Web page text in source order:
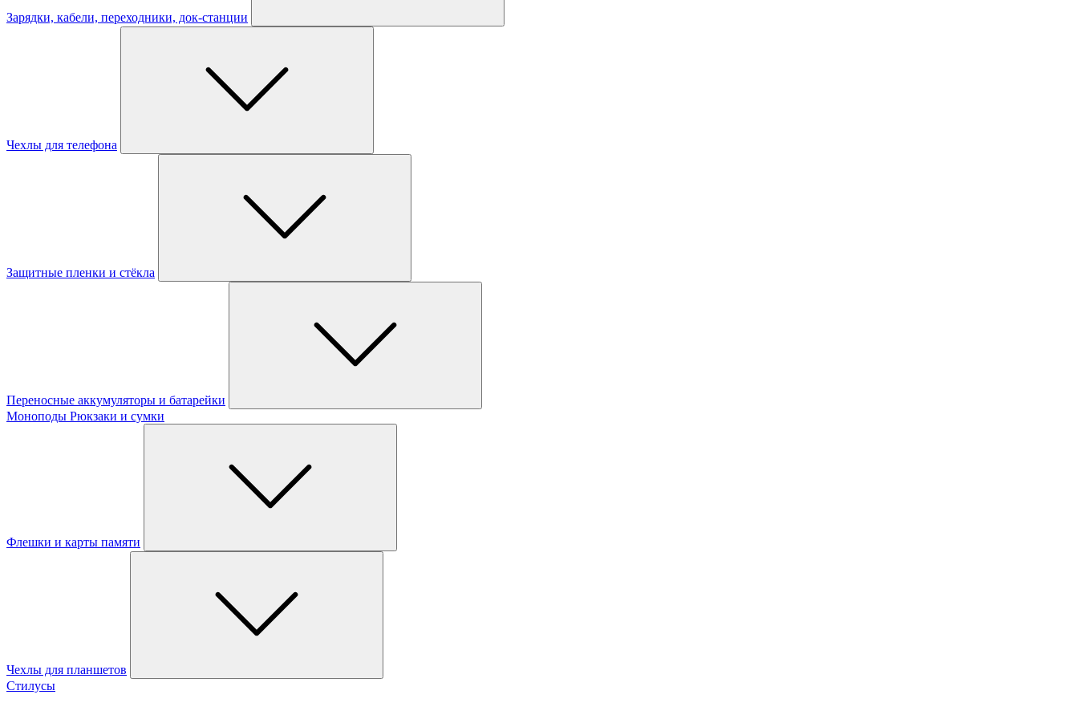
Зарядки, кабели, переходники, док-станции
Чехлы для телефона
Защитные пленки и стёкла
Переносные аккумуляторы и батарейки
Моноподы Рюкзаки и сумки
Флешки и карты памяти
Чехлы для планшетов
Стилусы